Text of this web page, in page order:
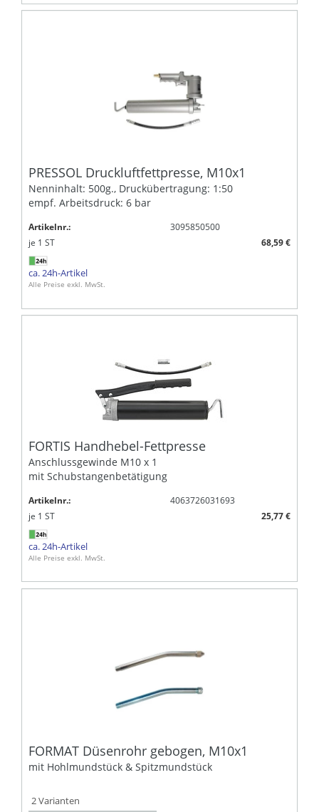
PRESSOL Druckluftfettpresse, M10x1
Nenninhalt: 500g., Druckübertragung: 1:50
empf. Arbeitsdruck: 6 bar
Artikelnr.:
3095850500
je 1 ST 68,59 €
ca. 24h-Artikel
Alle Preise exkl. MwSt.
FORTIS Handhebel-Fettpresse
Anschlussgewinde M10 x 1
mit Schubstangenbetätigung
Artikelnr.:
4063726031693
je 1 ST 25,77 €
ca. 24h-Artikel
Alle Preise exkl. MwSt.
FORMAT Düsenrohr gebogen, M10x1
mit Hohlmundstück & Spitzmundstück
2 Varianten